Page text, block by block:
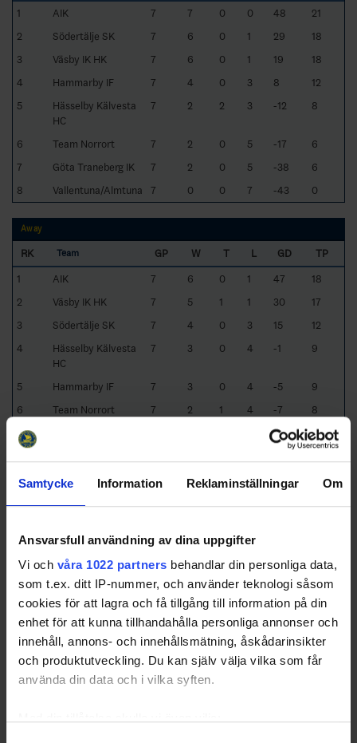
Samtycke Information Reklaminställningar Om
Ansvarsfull användning av dina uppgifter
Vi och våra 1022 partners behandlar din personliga data,
som t.ex. ditt IP-nummer, och använder teknologi såsom
cookies för att lagra och få tillgång till information på din
enhet för att kunna tillhandahålla personliga annonser och
innehåll, annons- och innehållsmätning, åskådarinsikter
och produktutveckling. Du kan själv välja vilka som får
använda din data och i vilka syften.
1
AIK 7 7 0 0 48
21
2
Södertälje SK 7 6 0 1 29
18
3
Väsby IK HK 7 6 0 1 19
18
4
Hammarby IF 7 4 0 3 8
12
5
Hässelby Kälvesta
HC
7 2 2 3 -12 8
6 Team Norrort 7 2 0 5 -17
6
7
Göta Traneberg IK 7 2 0 5 -38
6
8
Vallentuna/Almtuna 7 0 0 7 -43 0
Away
RK Team GP W T L GD
TP
1
AIK 7 6 0 1 47
18
2
Väsby IK HK 7 5 1 1 30
17
3
Södertälje SK 7 4 0 3 15
12
4
Hässelby Kälvesta
HC
7 3 0 4 -1 9
5 Hammarby IF 7 3 0 4 -5
9
6
Team Norrort 7 2 1 4 -7
8
7
-33
6
1
AIK 6 6 0 0
2
Väsby IK HK 5 3 1 1 11
11
3
Team Norrort 8 3 1 4 0
11
Södertälje SK 3
5
Hässelby Kälvesta
5 2 2 1 -1 8
6 Hammarby IF 5 2
8
Vallentuna/Almtuna 5 0 0 5 -26 0